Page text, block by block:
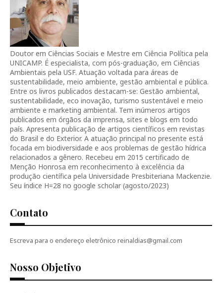
Doutor em Ciências Sociais e Mestre em Ciência Política pela
UNICAMP. É especialista, com pós-graduação, em Ciências
Ambientais pela USF. Atuação voltada para áreas de
sustentabilidade, meio ambiente, gestão ambiental e pública.
Entre os livros publicados destacam-se: Gestão ambiental,
sustentabilidade, eco inovação, turismo sustentável e meio
ambiente e marketing ambiental. Tem inúmeros artigos
publicados em órgãos da imprensa, sites e blogs em todo
país. Apresenta publicação de artigos científicos em revistas
do Brasil e do Exterior. A atuação principal no presente está
focada em biodiversidade e aos problemas de gestão hídrica
relacionados a gênero. Recebeu em 2015 certificado de
Menção Honrosa em reconhecimento à excelência da
produção científica pela Universidade Presbiteriana Mackenzie.
Seu índice H=28 no google scholar (agosto/2023)
Contato
Escreva para o endereço eletrônico reinaldias@gmail.com
Nosso Objetivo